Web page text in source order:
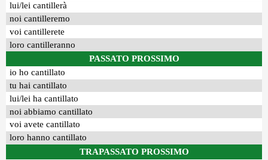
lui/lei cantillerà
noi cantilleremo
voi cantillerete
loro cantilleranno
PASSATO PROSSIMO
io ho cantillato
tu hai cantillato
lui/lei ha cantillato
noi abbiamo cantillato
voi avete cantillato
loro hanno cantillato
TRAPASSATO PROSSIMO